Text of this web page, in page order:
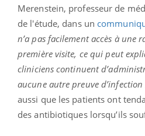
Merenstein, professeur de
de l'étude, dans un
n’a pas facilement accès à une
première visite, ce qui peut
cliniciens continuent
aucune autre preuve
aussi que les patients ont
des antibiotiques lorsqu’ils